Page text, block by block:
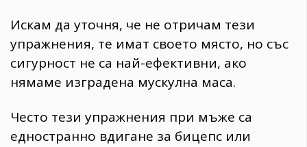
Искам да уточня, че не отричам тези
упражнения, те имат своето място, но със
сигурност не са най-ефективни, ако
нямаме изградена мускулна маса.
Често тези упражнения при мъже са
едностранно вдигане за бицепс или